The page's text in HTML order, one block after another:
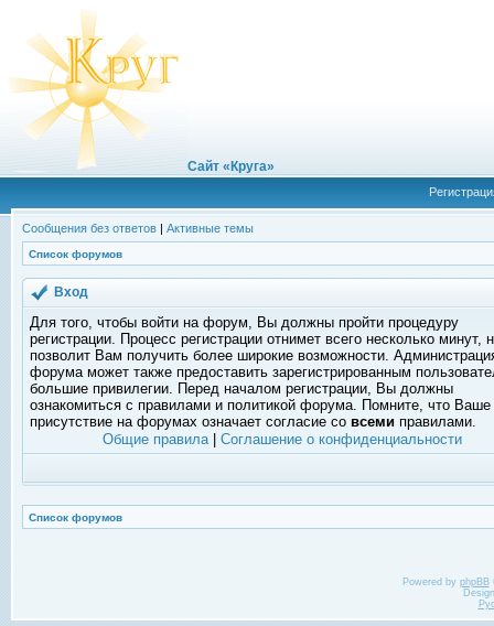
Сайт «Круга»
Сообщения без ответов | Активные темы
Список форумов
Вход
Для того, чтобы войти на форум, Вы должны пройти процедуру
регистрации. Процесс регистрации отнимет всего несколько минут,
позволит Вам получить более широкие возможности.
форума может также предоставить зарегистрированным
большие привилегии. Перед началом регистрации, Вы должны
ознакомиться с правилами и политикой форума. Помните, что Ваше
присутствие на форумах означает согласие со всеми правилами.
Общие правила| Соглашение о конфиденциальности
Список форумов
Powered by phpBB